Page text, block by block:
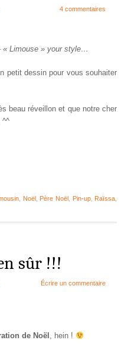
4 commentaires
« Limouse » your style…
petit dessin pour vous souhaiter
beau réveillon et que notre cher
^^
Noël, Père Noël Pin-up, Raïssa
sûr !!!
Écrire un commentaire
de Noël , hein !